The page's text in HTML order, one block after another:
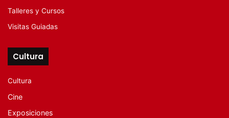
Talleres y Cursos
Visitas Guiadas
Cultura
Cultura
Cine
Exposiciones